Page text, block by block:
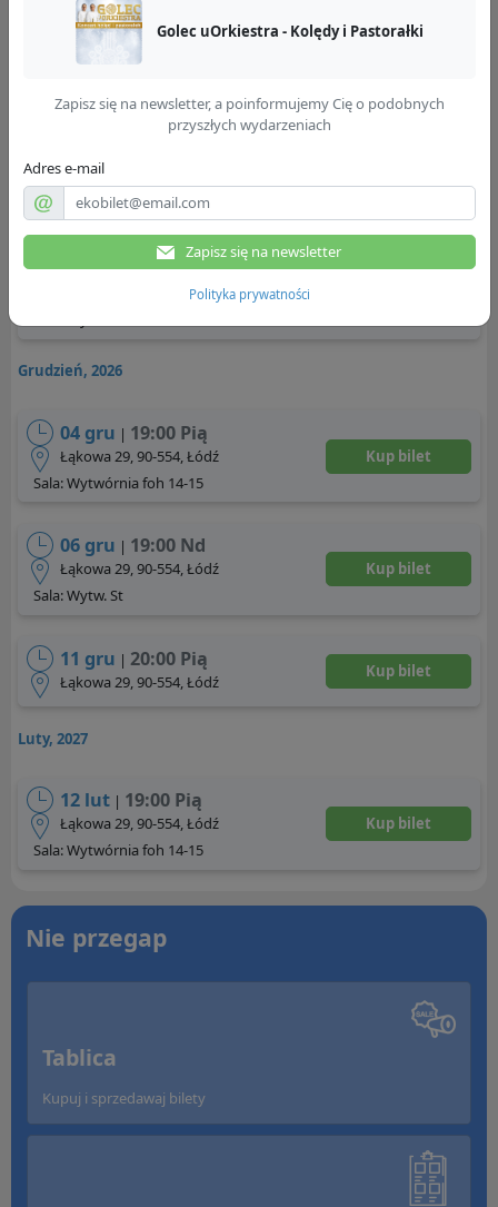
30 paź|19:00 Pią
Łąkowa 29, 90-554, Łódź
Kup bilet
Listopad, 2026
07 lis
Łąkowa 29, 90-554, Łódź
Sala: Wytwórnia foh 14-15
20 lis|20:00 Pią
Łąkowa 29, 90-554, Łódź
Grudzień, 2026
04 gru | 19:00 Pią
Łąkowa 29, 90-554, Łódź
Sala: Wytwórnia foh 14-15
Kup bilet
06 gru | 19:00 Nd
Łąkowa 29, 90-554, Łódź
Sala: Wytw. St
Kup bilet
11 gru |20:00 Pią
Łąkowa 29, 90-554, Łódź
Kup bilet
Luty, 2027
12 lut | 19:00 Pią
Łąkowa 29, 90-554, Łódź
Sala: Wytwórnia foh 14-15
Kup bilet
Nie przegap
Tablica
Kupuj i sprzedawaj bilety
Golec uOrkiestra - Kolędy i Pastorałki
Zapisz się na newsletter, a poinformujemy Cię o podobnych
przyszłych wydarzeniach
Adres e-mail
Zapisz się na newsletter
Polityka prywatności